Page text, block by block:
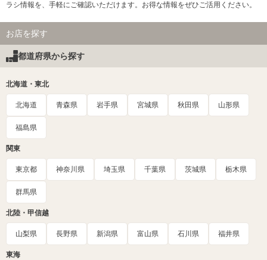
ラシ情報を、手軽にご確認いただけます。お得な情報をぜひご活用ください。
お店を探す
都道府県から探す
北海道・東北
北海道 青森県 岩手県 宮城県 秋田県 山形県
福島県
関東
東京都 神奈川県 埼玉県 千葉県 茨城県 栃木県
群馬県
北陸・甲信越
山梨県 長野県 新潟県 富山県 石川県 福井県
東海